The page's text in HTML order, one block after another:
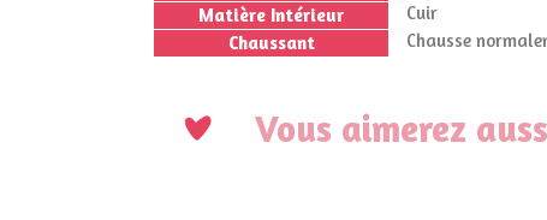
Matière Intérieur
Cuir
Chaussant
Chausse
Vous aimerez